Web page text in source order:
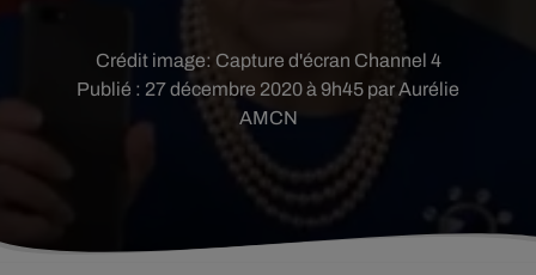
Publié : 27 décembre 2020 à 9h45 par Aurélie
AMCN
Crédit image: Capture d'écran Channel 4